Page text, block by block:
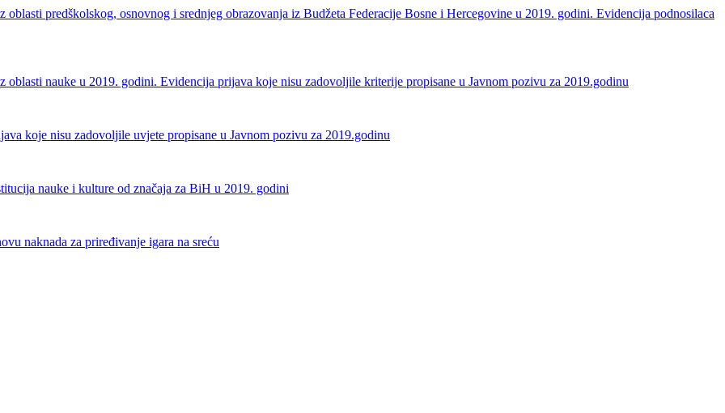
predškolskog, osnovnog i srednjeg obrazovanja iz Budžeta Federacije Bosne i Hercegovine u 2019. godini. Evidencija podnosilaca
oblasti nauke u 2019. godini. Evidencija prijava koje nisu zadovoljile kriterije propisane u Javnom pozivu za 2019.godinu
koje nisu zadovoljile uvjete propisane u Javnom pozivu za 2019.godinu
nauke i kulture od značaja za BiH u 2019. godini
naknada za priređivanje igara na sreću